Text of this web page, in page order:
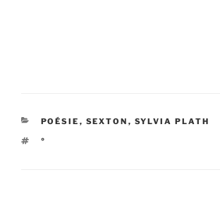
CATÉGORIES
POÉSIE , SEXTON , SYLVIA PLATH
ÉTIQUETTES
°